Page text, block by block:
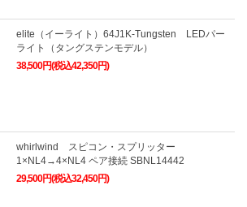
elite（イーライト）64J1K-Tungsten LEDパー
ライト（タングステンモデル）
38,500円(税込42,350円)
whirlwind スピコン・スプリッター
1×NL4→4×NL4 ペア接続 SBNL14442
29,500円(税込32,450円)